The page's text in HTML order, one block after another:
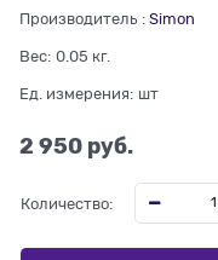
Производитель : Simon
Вес: 0.05 кг.
Ед. измерения: шт
2 950 руб.
Количество: